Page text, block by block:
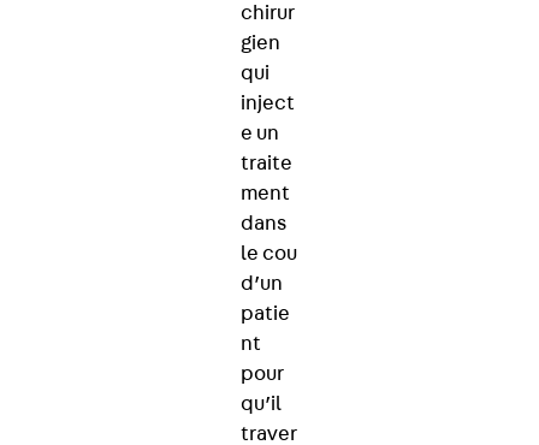
chirur
gien
qui
inject
e un
traite
ment
dans
le cou
d’un
patie
nt
pour
qu’il
traver